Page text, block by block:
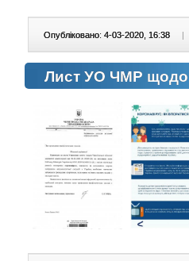
Опубліковано: 4-03-2020, 16:38 |
Лист УО ЧМР щодо